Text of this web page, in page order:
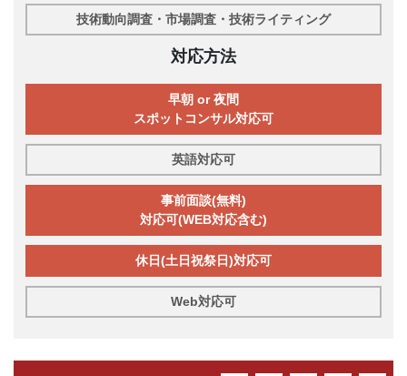
技術動向調査・市場調査・技術ライティング
対応方法
早朝 or 夜間
スポットコンサル対応可
英語対応可
事前面談(無料)
対応可(WEB対応含む)
休日(土日祝祭日)対応可
Web対応可